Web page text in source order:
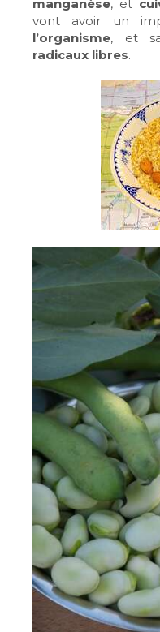
manganèse, et
vont avoir un
l’organisme, et
radicaux libres.